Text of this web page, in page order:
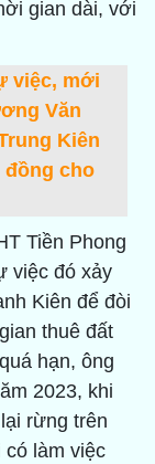
gian dài, với
việc, mới
Văn
Kiên
đồng cho
Tiền Phong
việc đó xảy
Kiên để đòi
thuê đất
hạn, ông
2023, khi
rừng trên
có làm việc